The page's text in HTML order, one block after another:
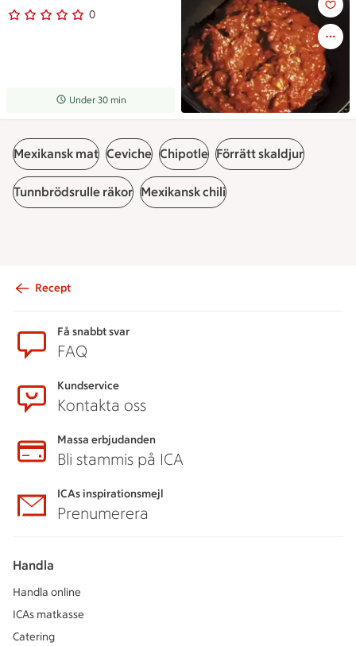
0
0 personer har röstat
Receptet tar Under 30 min att tillaga
Under 30 min
Mexikansk mat Ceviche Chipotle Förrätt skaldjur
Tunnbrödsrulle räkor Mexikansk chili
Recept
Få snabbt svar
FAQ
Kundservice
Kontakta oss
Massa erbjudanden
Bli stammis på ICA
ICAs inspirationsmejl
Prenumerera
Handla
Handla online
ICAs matkasse
Catering